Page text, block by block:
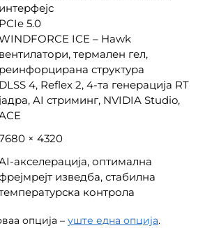
интерфејс
PCIe 5.0
ICE – Hawk
вентилатори, термален гел,
реинфорцирана структура
DLSS 4, Reflex 2, 4-та генерација RT
јадра, AI стриминг, NVIDIA Studio,
× 4320
акселерација, оптимална
изведба, стабилна
контрола
опција – уште една опција.